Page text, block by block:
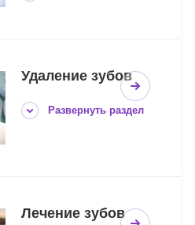
Удаление зубов
Развернуть раздел
Лечение зубов